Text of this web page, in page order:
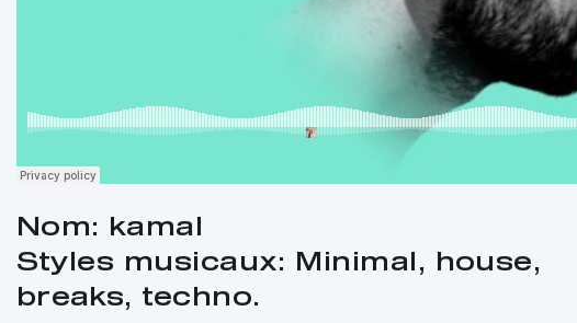
Nom: kamal
Styles musicaux: Minimal, house,
breaks, techno.